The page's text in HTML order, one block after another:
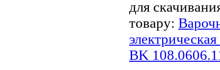
для
товару:
BK